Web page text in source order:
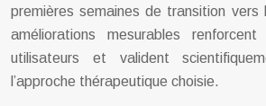
premières semaines de transition vers
améliorations mesurables
utilisateurs et valident
l’approche thérapeutique choisie.